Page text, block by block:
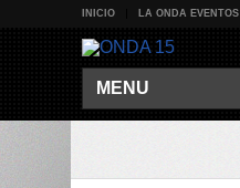
INICIO LA ONDA EVENTOS
MENU